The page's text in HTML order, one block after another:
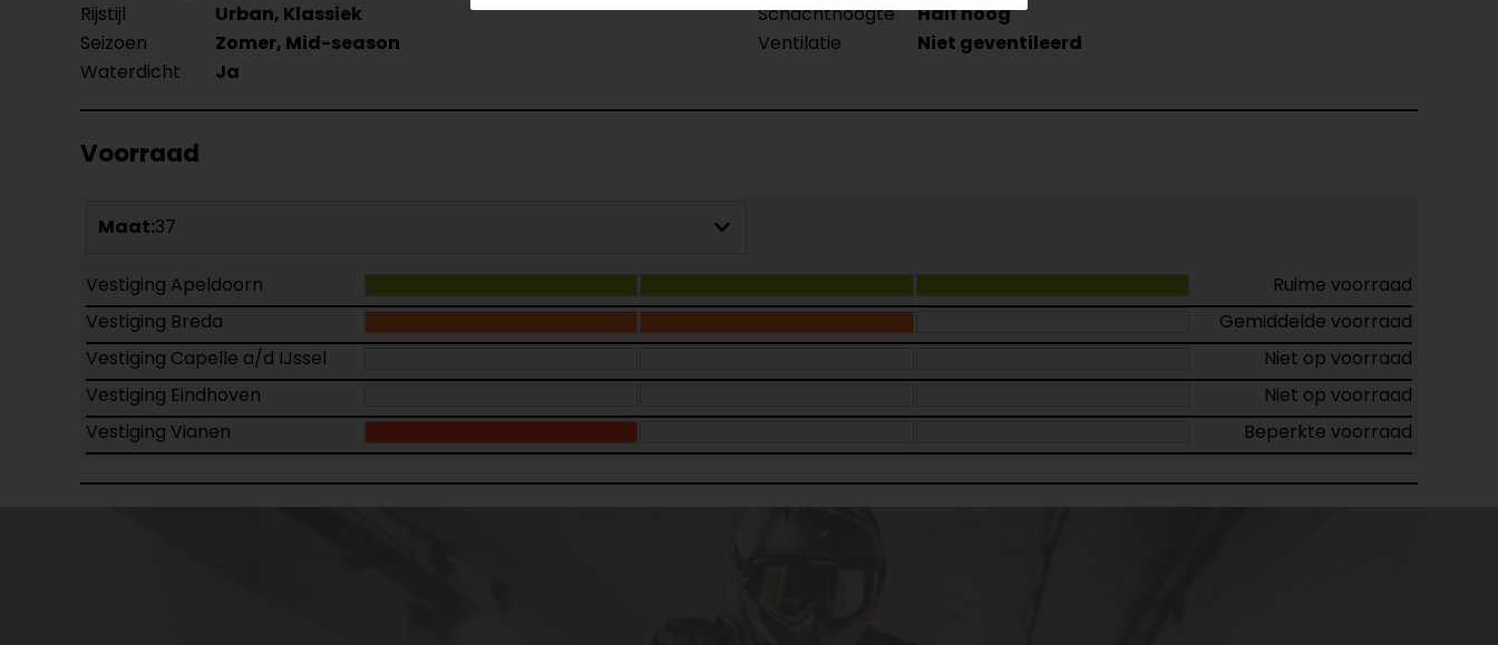
Rijstijl
Urban, Klassiek Schachthoogte
Half hoog
Seizoen
Zomer, Mid-season Ventilatie
Niet geventileerd
Waterdicht
Ja
Voorraad
Maat:37
Vestiging Apeldoorn
Ruime voorraad
Vestiging Breda
Gemiddelde voorraad
Vestiging Capelle a/d IJssel
Niet op voorraad
Vestiging Eindhoven
Niet op voorraad
Vestiging Vianen
Beperkte voorraad